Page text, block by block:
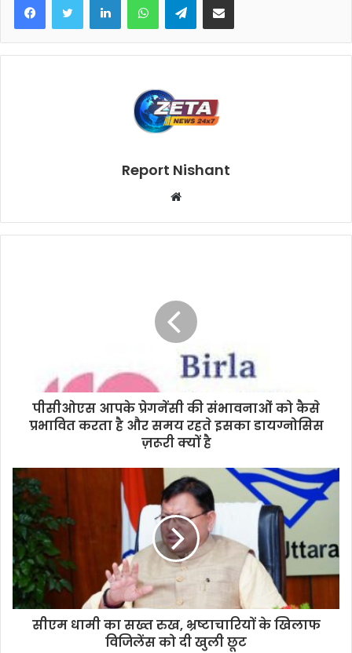
Report Nishant
b
पीसीओएस आपके प्रेगनेंसी की संभावनाओं को कैसे
प्रभावित करता है और समय रहते इसका डायग्नोसिस
ज़रूरी क्यों है
सीएम धामी का सख्त रुख, भ्रष्टाचारियों के खिलाफ
विजिलेंस को दी खुली छूट